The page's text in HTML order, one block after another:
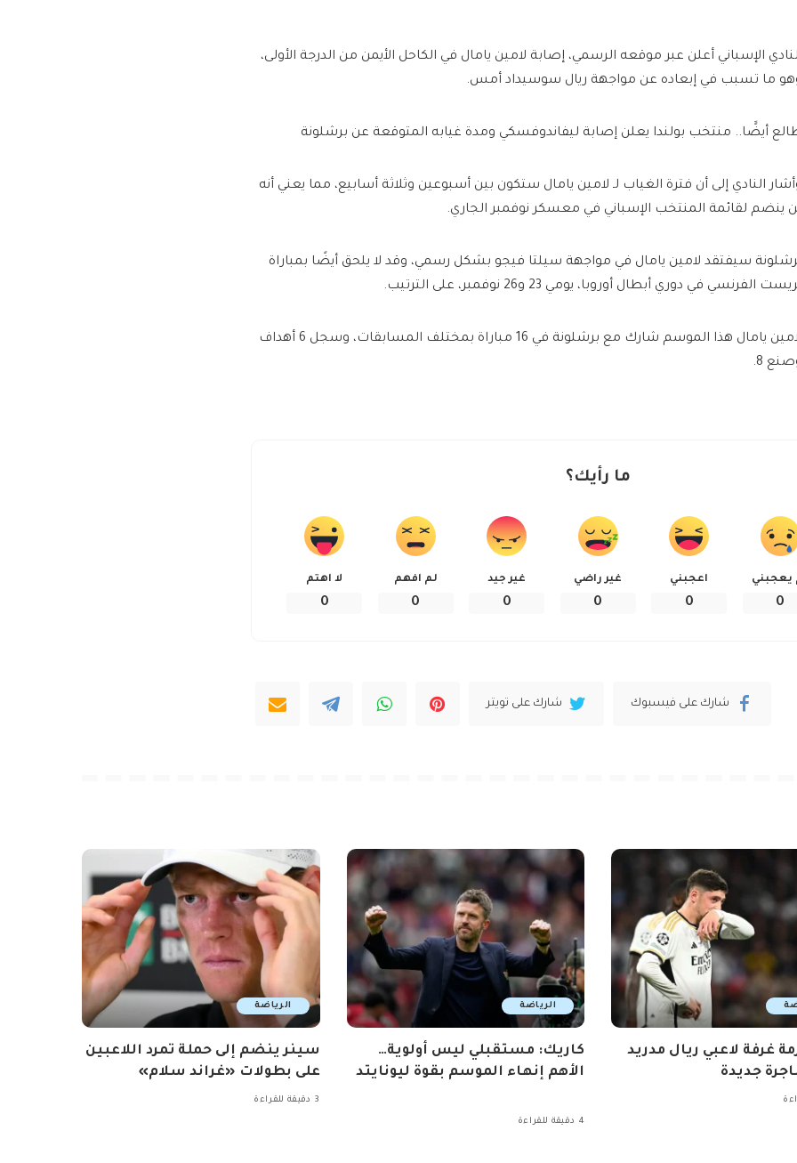
الإسباني أعلن عبر موقعه الرسمي، إصابة لامين يامال في الكاحل الأيمن من الدرجة الأولى،
ما تسبب في إبعاده عن مواجهة ريال سوسيداد أمس.
أيضًَا.. منتخب بولندا يعلن إصابة ليفاندوفسكي ومدة غيابه المتوقعة عن برشلونة
النادي إلى أن فترة الغياب لـ لامين يامال ستكون بين أسبوعين وثلاثة أسابيع، مما يعني أنه
ينضم لقائمة المنتخب الإسباني في معسكر نوفمبر الجاري.
سيفتقد لامين يامال في مواجهة سيلتا فيجو بشكل رسمي، وقد لا يلحق أيضًا بمباراة
الفرنسي في دوري أبطال أوروبا، يومي 23 و26 نوفمبر، على الترتيب.
لامين يامال هذا الموسم شارك مع برشلونة في 16 مباراة بمختلف المسابقات، وسجل 6 أهداف
8.
ما رأيك؟
يعجبني
0
اعجبني
0
غير راضي
0
غير جيد
0
لم افهم
0
لا اهتم
0
شارك على فيسبوك شارك على تويتر
غرفة لاعبي ريال مدريد
جديدة
الرياضة
كاريك: مستقبلي ليس أولوية…
الأهم إنهاء الموسم بقوة ليونايتد
4 دقيقة للقراءة
الرياضة
سينر ينضم إلى حملة تمرد اللاعبين
على بطولات «غراند سلام»
3 دقيقة للقراءة